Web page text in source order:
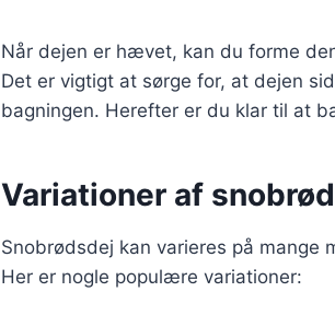
Når dejen er hævet, kan du forme
Det er vigtigt at sørge for, at dejen
bagningen. Herefter er du klar til at
Variationer af
Snobrødsdej kan varieres på mange
Her er nogle populære variationer: